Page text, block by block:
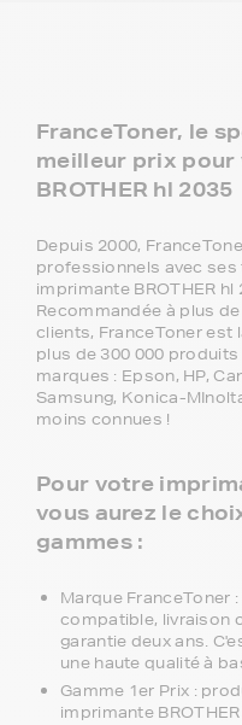
FranceToner, le
meilleur prix
BROTHER hl 2035
Depuis 2000,
professionnels avec
imprimante BROTHER hl
Recommandée à plus
clients, FranceToner est
plus de 300 000
marques : Epson, HP,
Samsung, Konica-
moins connues !
Pour votre
vous aurez le
gammes :
Marque FranceToner
compatible, livraison
garantie deux ans.
une haute qualité à
Gamme 1er Prix :
imprimante